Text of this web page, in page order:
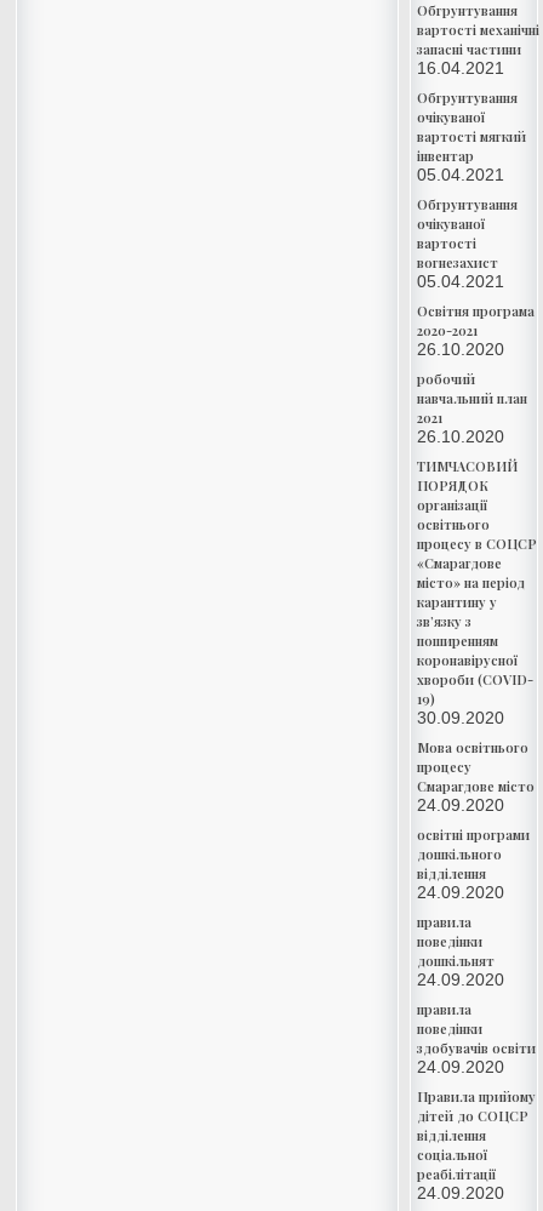
Обгрунтування
вартості механічні
запасні частини
16.04.2021
Обгрунтування
очікуваної
вартості мягкий
інвентар
05.04.2021
Обгрунтування
очікуваної
вартості
вогнезахист
05.04.2021
Освітня програма
2020-2021
26.10.2020
робочий
навчальний план
2021
26.10.2020
ТИМЧАСОВИЙ
ПОРЯДОК
організації
освітнього
процесу в СОЦСР
«Смарагдове
місто» на період
карантину у
зв’язку з
поширенням
коронавірусної
хвороби (COVID-
19)
30.09.2020
Мова освітнього
процесу
Смарагдове місто
24.09.2020
освітні програми
дошкільного
відділення
24.09.2020
правила
поведінки
дошкільнят
24.09.2020
правила
поведінки
здобувачів освіти
24.09.2020
Правила прийому
дітей до СОЦСР
відділення
соціальної
реабілітації
24.09.2020